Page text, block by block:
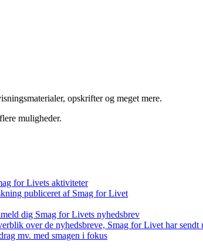
opskrifter og meget mere.
muligheder.
for Livets aktiviteter
publiceret af Smag for Livet
dig Smag for Livets nyhedsbrev
over de nyhedsbreve, Smag for Livet har sendt
mv. med smagen i fokus